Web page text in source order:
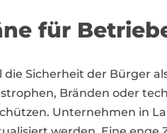
für
Sicherheit der Bürger
Bränden oder
Unternehmen in